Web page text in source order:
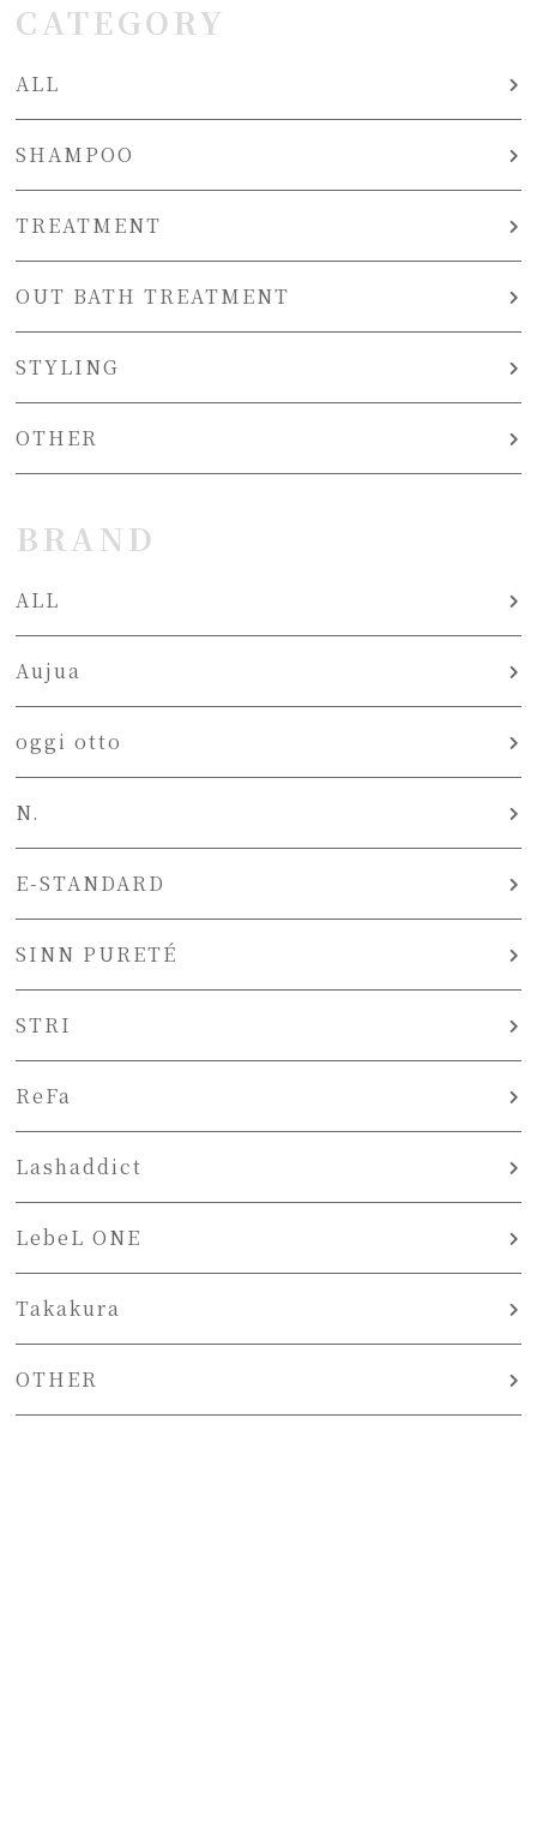
CATEGORY
ALL
SHAMPOO
TREATMENT
OUT BATH TREATMENT
STYLING
OTHER
BRAND
ALL
Aujua
oggi otto
N.
E-STANDARD
SINN PURETÉ
STRI
ReFa
Lashaddict
LebeL ONE
Takakura
OTHER